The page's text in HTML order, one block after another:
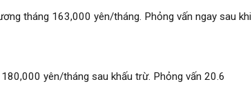
tháng 163,000 yên/tháng. Phỏng vấn ngay sau
yên/tháng sau khấu trừ. Phỏng vấn 20.6